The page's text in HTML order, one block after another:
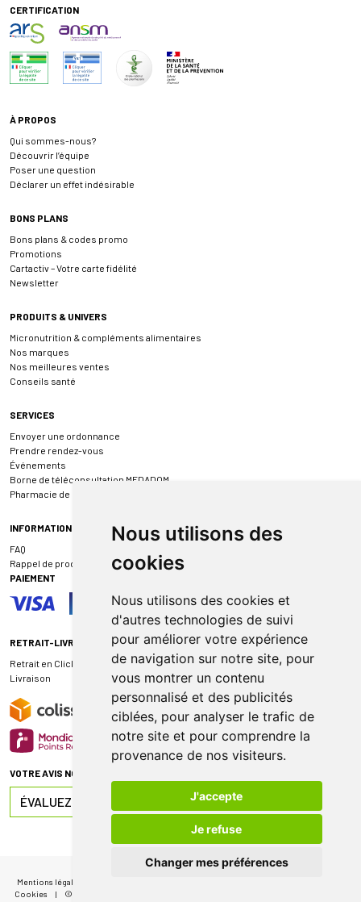
Nous utilisons des
cookies
Nous utilisons des cookies et
d'autres technologies de suivi
pour améliorer votre expérience
de navigation sur notre site, pour
vous montrer un contenu
personnalisé et des publicités
ciblées, pour analyser le trafic de
notre site et pour comprendre la
provenance de nos visiteurs.
J'accepte
Je refuse
Changer mes préférences
CERTIFICATION
À PROPOS
Qui sommes-nous?
Découvrir l’équipe
Poser une question
Déclarer un effet indésirable
BONS PLANS
Bons plans & codes promo
Promotions
Cartactiv – Votre carte fidélité
Newsletter
PRODUITS & UNIVERS
Micronutrition & compléments alimentaires
Nos marques
Nos meilleures ventes
Conseils santé
SERVICES
Envoyer une ordonnance
Prendre rendez-vous
Événements
Borne de téléconsultation MEDADOM
Pharmacie de garde
INFORMATIONS
FAQ
Rappel de produit
PAIEMENT
RETRAIT-LIVRAISON
Retrait en Click & Collect
Livraison
VOTRE AVIS NOUS INTÉRESSE
ÉVALUEZ-NOUS SUR
Mentions légales
Cookies
| © 2026 Pharmacie de Sauternes